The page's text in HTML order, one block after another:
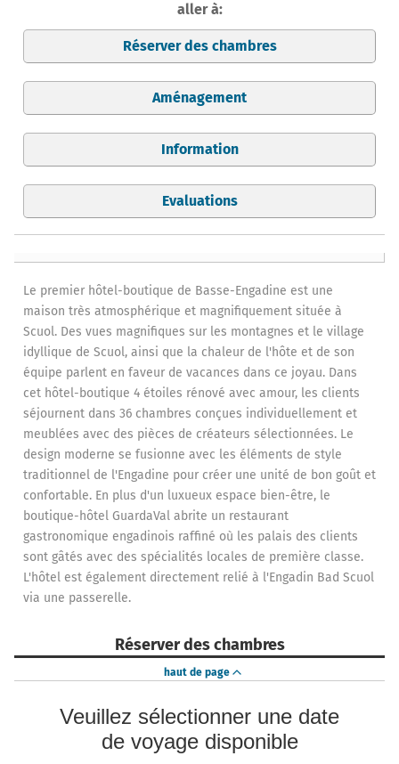
aller à:
Réserver des chambres
Aménagement
Information
Evaluations
Le premier hôtel-boutique de Basse-Engadine est une
maison très atmosphérique et magnifiquement située à
Scuol. Des vues magnifiques sur les montagnes et le village
idyllique de Scuol, ainsi que la chaleur de l'hôte et de son
équipe parlent en faveur de vacances dans ce joyau. Dans
cet hôtel-boutique 4 étoiles rénové avec amour, les clients
séjournent dans 36 chambres conçues individuellement et
meublées avec des pièces de créateurs sélectionnées. Le
design moderne se fusionne avec les éléments de style
traditionnel de l'Engadine pour créer une unité de bon goût et
confortable. En plus d'un luxueux espace bien-être, le
boutique-hôtel GuardaVal abrite un restaurant
gastronomique engadinois raffiné où les palais des clients
sont gâtés avec des spécialités locales de première classe.
L'hôtel est également directement relié à l'Engadin Bad Scuol
via une passerelle.
Réserver des chambres
haut de page
Veuillez sélectionner une date
de voyage disponible